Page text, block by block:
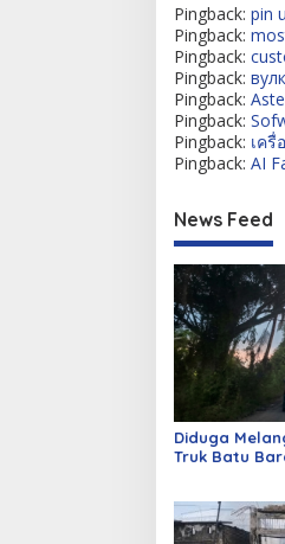
Pingback: pin
Pingback:
Pingback:
Pingback:
Pingback:
Pingback:
Pingback: เครื่
Pingback: AI
News Feed
Diduga
Truk Batu